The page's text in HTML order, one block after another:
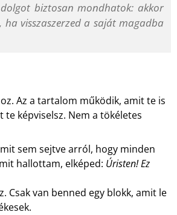
biztosan mondhatok: akkor
visszaszerzed a saját magadba
Az a tartalom működik, amit te is
képviselsz. Nem a tökéletes
sem sejtve arról, hogy minden
hallottam, elképed: Úristen! Ez
Csak van benned egy blokk, amit le